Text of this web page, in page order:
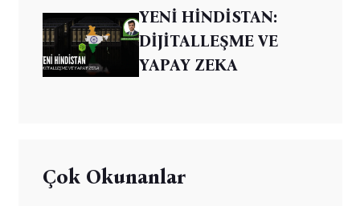
YENİ HİNDİSTAN:
DİJİTALLEŞME VE
YAPAY ZEKA
Çok Okunanlar